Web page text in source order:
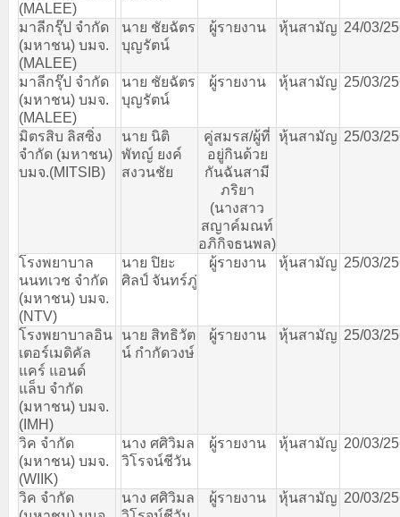
(MALEE)
มาลีกรุ๊ป จำกัด
(มหาชน) บมจ.
(MALEE)
นาย ชัยฉัตร
บุญรัตน์
ผู้รายงาน หุ้นสามัญ 24/03/
มาลีกรุ๊ป จำกัด
(มหาชน) บมจ.
(MALEE)
นาย ชัยฉัตร
บุญรัตน์
ผู้รายงาน หุ้นสามัญ 25/03/
มิตรสิบ ลิสซิ่ง
จำกัด (มหาชน)
บมจ.(MITSIB)
นาย นิติ
พัทญ์ ยงค์
สงวนชัย
คู่สมรส/ผู้ที่
อยู่กินด้วย
กันฉันสามี
ภริยา
(นางสาว
สญาค์มณท์
อภิกิจธนพล)
หุ้นสามัญ 25/03/
โรงพยาบาล
นนทเวช จำกัด
(มหาชน) บมจ.
(NTV)
นาย ปิยะ
ศิลป์ จันทร์ภู่
ผู้รายงาน หุ้นสามัญ 25/03/
โรงพยาบาลอิน
เตอร์เมดิคัล
แคร์ แอนด์
แล็บ จำกัด
(มหาชน) บมจ.
(IMH)
นาย สิทธิวัต
น์ กำกัดวงษ์
ผู้รายงาน หุ้นสามัญ 25/03/
วิค จำกัด
(มหาชน) บมจ.
(WIIK)
นาง ศศิวิมล
วิโรจน์ชีวัน
ผู้รายงาน หุ้นสามัญ 20/03/
วิค จำกัด
นาง ศศิวิมล
ผู้รายงาน หุ้นสามัญ 20/03/